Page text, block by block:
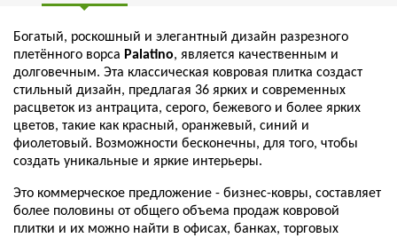
Богатый, роскошный и элегантный дизайн разрезного
плетённого ворса Palatino, является качественным и
долговечным. Эта классическая ковровая плитка создаст
стильный дизайн, предлагая 36 ярких и современных
расцветок из антрацита, серого, бежевого и более ярких
цветов, такие как красный, оранжевый, синий и
фиолетовый. Возможности бесконечны, для того, чтобы
создать уникальные и яркие интерьеры.
Это коммерческое предложение - бизнес-ковры, составляет
более половины от общего объема продаж ковровой
плитки и их можно найти в офисах, банках, торговых